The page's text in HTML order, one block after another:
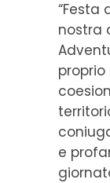
“Festa
nostra
proprio
e